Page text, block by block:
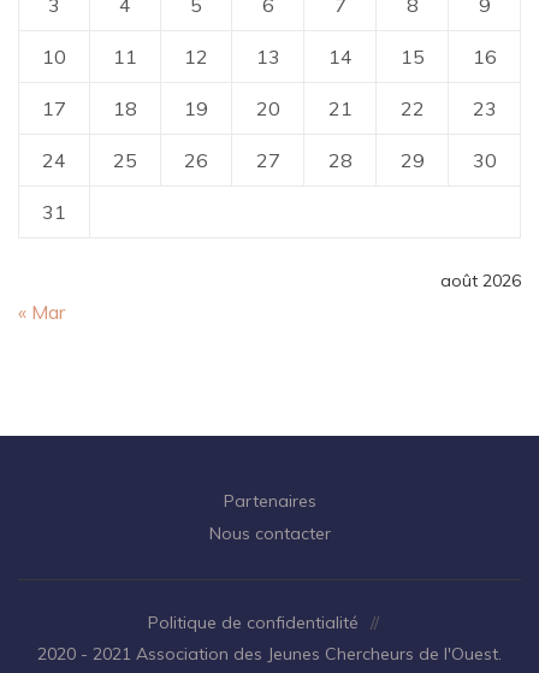
août 2026
10 11 12 13 14 15 16
17 18 19 20 21 22 23
24 25 26 27 28 29 30
31
« Mar
Partenaires
Nous contacter
Politique de confidentialité
//
2020 - 2021 Association des Jeunes Chercheurs de l'Ouest.